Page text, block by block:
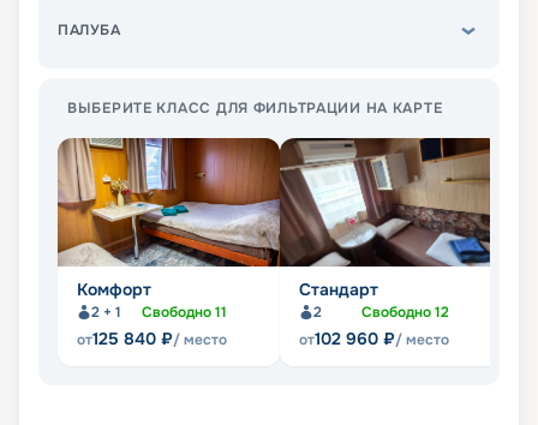
ПАЛУБА
ВЫБЕРИТЕ КЛАСС ДЛЯ ФИЛЬТРАЦИИ НА КАРТЕ
Комфорт
2 + 1 Свободно11
от125 840 ₽/ место
Стандарт
2 Свободно12
от102 960 ₽/ место